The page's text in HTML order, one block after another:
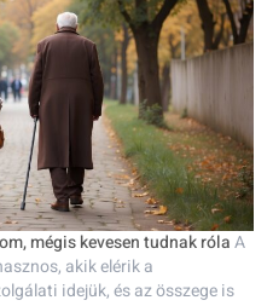
mégis kevesen tudnak rólaA
akik elérik a
idejük, és az összege is